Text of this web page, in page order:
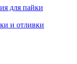
для пайки
и отливки